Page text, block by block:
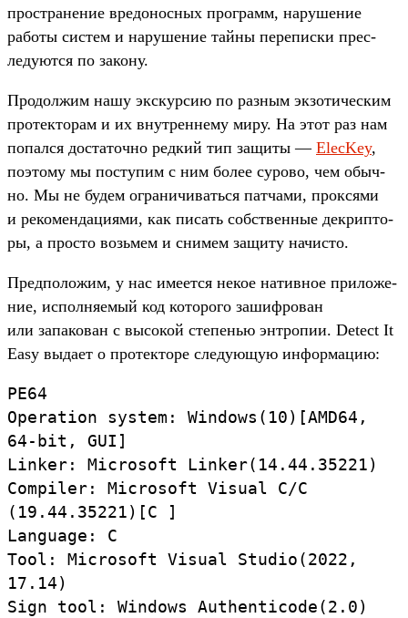
простра­нение вре­донос­ных прог­рамм, наруше­ние
работы сис­тем и наруше­ние тай­ны перепис­ки прес­
леду­ются по закону.
Про­дол­жим нашу экскур­сию по раз­ным экзо­тичес­ким
про­тек­торам и их внут­ренне­му миру. На этот раз нам
попал­ся дос­таточ­но ред­кий тип защиты — ElecKey,
поэто­му мы пос­тупим с ним более сурово, чем обыч­
но. Мы не будем огра­ничи­вать­ся пат­чами, прок­сями
и рекомен­даци­ями, как писать собс­твен­ные дек­рипто­
ры, а прос­то возь­мем и сни­мем защиту начис­то.
Пред­положим, у нас име­ется некое натив­ное при­ложе­
ние, исполня­емый код которо­го зашиф­рован
или запако­ван с высокой сте­пенью энтро­пии. Detect It
Easy выда­ет о про­тек­торе сле­дующую информа­цию:
PE64
Operation system: Windows( 10)[AMD64,
64- bit,
GUI]
Linker:
Microsoft Linker( 14.44. 35221)
Compiler:
Microsoft Visual C/C
( 19.44. 35221)[C ]
Language:
C
Tool:
Microsoft Visual Studio(2022,
17. 14)
Sign tool: Windows Authenticode(2. 0)